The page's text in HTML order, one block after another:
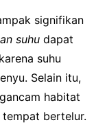
signifikan
suhu dapat
suhu
Selain itu,
habitat
bertelur.